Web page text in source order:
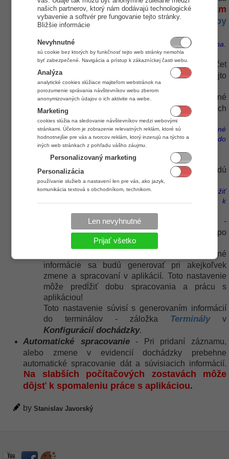
farebne. POZOR! K jednotlivým prítomnostiam
musí byť priradená farba v okne
Typy
Prednastavená farba pre všetky typy prítomností je čierna.
Pre pozadie biela.
Používať rozšírený report Zostava/Výkaz
- Počet
informačných polí v reportoch sa po zaškrtnutí tejto
funkcie rozšíri z 25 na 32 polí.
Generovanie pomocných informácií
- Pomocné
informácie sa využívajú pre export do dochádzkových
terminálov a webový portál.
Ide o generovanie informácií ako týždenné saldo, mesačné
saldo a saldo ku dňu(čiže saldo od začiatku mesiaca do
aktuálneho dňa, nie za konkrétny jeden deň!).
Toto funkcia má tri možné varianty nastavenia:
Nikdy- Pomocné informácie sa nebudú
generovať.
Ak sledovanie salda nevyužívate, odporúčame použiť
toto nastavenie, v opačnom prípade môže dôjsť k
Pri spracovaní, nie pri každej zmene
-
Pomocné informácie sa budú generovať iba po
- Pomocné
informácie sa budú generovať pri akejkoľvek
zmene a spracovaní v aplikácií. Toto nastavenie
môže predĺžiť dobu spracovania a prácu s
aplikáciou!
Toto nastavenie súvisí s generovaním informácií
do terminálov - záložka Terminályv
Konfigurácií dochádzky.
Automatické spracovanie- Pri pridaní záznamu,
alebo zmene v evidencií dochádzky prebehne
automatické spracovanie dát a súvisiacich informácií.
Na slabších počítačových zostavách môže
dôjsť k spomaleniu práce s aplikáciou.
by Stanislav Javorský
našich partnerov, ktorý nám dodávajú technologické
vybavenie a softvér pre fungovanie tejto stránky.
Bližšie informácie
Nevyhnutné
sú cookie bez ktorých by funkčnosť tejto web stránky nemohla
byť zabezpečené. Navigácia a prístup k zákazníckej časti webu.
Analýza
analytické cookies slúžiace majiteľom webstránok na
porozumenie správania návštevníkov webu zberom
anonymizovaných údajov o ich aktivite na webe.
Marketing
cookies slúžia na sledovanie návštevníkov medzi webovými
stránkami. Účelom je zobrazenie relevatných reklám, ktoré sú
hodnotnejšie pre vás a tvorcov reklám, ktorý inzerujú na týchto a
iných web stránkach z pohľadu vášho záujmu.
Personalizovaný marketing
Personalizácia
používanie služieb a nastavení len pre vás, ako jazyk,
komunikácia textová s obchodníkom, technikom.
Len nevyhnutné
Prijať všetko